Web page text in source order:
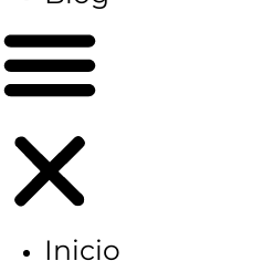
Inicio